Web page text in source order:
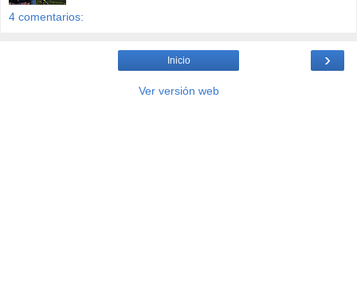
4 comentarios:
›
Inicio
Ver versión web